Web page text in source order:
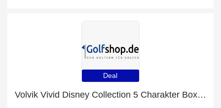
Deal
Volvik Vivid Disney Collection 5 Charakter Box mit 33% Rabatt